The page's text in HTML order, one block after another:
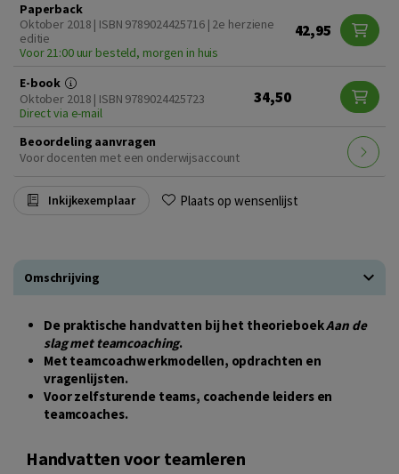
Paperback
Oktober 2018 | ISBN 9789024425716 | 2e herziene
editie
Voor 21:00 uur besteld, morgen in huis
42,95
E-book
Oktober 2018 | ISBN 9789024425723
Direct via e-mail
34,50
Beoordeling aanvragen
Voor docenten met een onderwijsaccount
Inkijkexemplaar Plaats op wensenlijst
Omschrijving
De praktische handvatten bij het theorieboekAan de
slag met teamcoaching.
Met teamcoachwerkmodellen, opdrachten en
vragenlijsten.
Voor zelfsturende teams, coachende leiders en
teamcoaches.
Handvatten voor teamleren